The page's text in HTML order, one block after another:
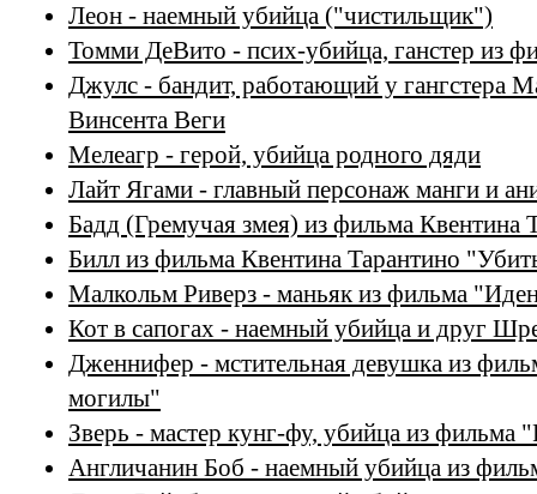
Леон - наемный убийца ("чистильщик")
Томми ДеВито - псих-убийца, ганстер из
Джулс - бандит, работающий у гангстера
Винсента Веги
Мелеагр - герой, убийца родного дяди
Лайт Ягами - главный персонаж манги и
Бадд (Гремучая змея) из фильма Квентина
Билл из фильма Квентина Тарантино
Малкольм Риверз - маньяк из фильма
Кот в сапогах - наемный убийца и друг
Дженнифер - мстительная девушка из
могилы"
Зверь - мастер кунг-фу, убийца из фильма
Англичанин Боб - наемный убийца из